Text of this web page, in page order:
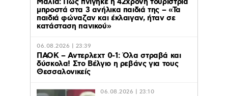
Μάλια: Πώς πνίγηκε η 42χρονη τουρίστρια
μπροστά στα 3 ανήλικα παιδιά της – «Τα
παιδιά φώναζαν και έκλαιγαν, ήταν σε
κατάσταση πανικού»
06.08.2026 | 23:39
ΠΑΟΚ – Αντερλεχτ 0-1: Όλα στραβά και
δύσκολα! Στο Βέλγιο η ρεβάνς για τους
Θεσσαλονικείς
06.08.2026 | 23:10